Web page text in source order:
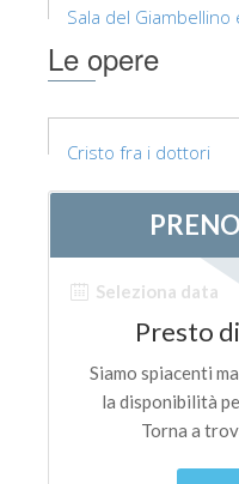
Santa
Solo
Sala del Giambellino
Le opere
Cristo fra i dottori